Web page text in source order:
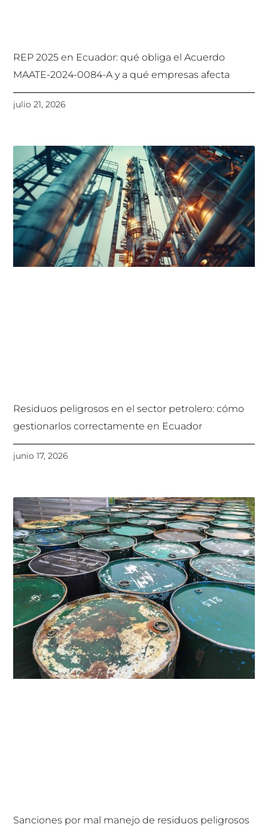
REP 2025 en Ecuador: qué obliga el Acuerdo
MAATE-2024-0084-A y a qué empresas afecta
julio 21, 2026
Residuos peligrosos en el sector petrolero: cómo
gestionarlos correctamente en Ecuador
junio 17, 2026
Sanciones por mal manejo de residuos peligrosos